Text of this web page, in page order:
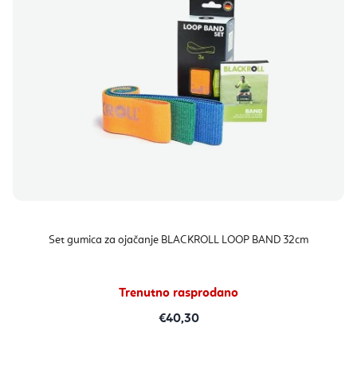
Set gumica za ojačanje BLACKROLL LOOP BAND 32cm
Trenutno rasprodano
€40,30